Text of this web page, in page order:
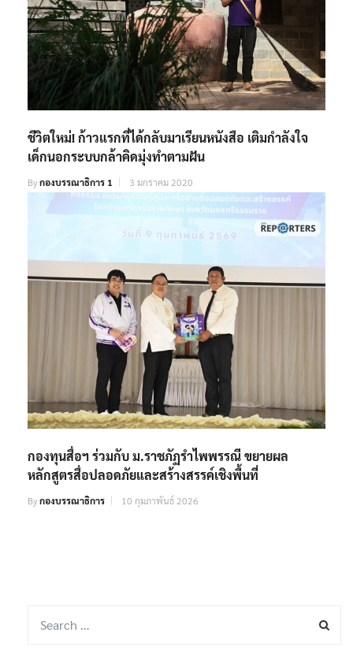
ชีวิตใหม่! ก้าวแรกที่ได้กลับมาเรียนหนังสือ เติมกำลังใจ
เด็กนอกระบบกล้าคิดมุ่งทำตามฝัน
Byกองบรรณาธิการ 1 3 มกราคม 2020
กองทุนสื่อฯ ร่วมกับ ม.ราชภัฏรำไพพรรณี ขยายผล
หลักสูตรสื่อปลอดภัยและสร้างสรรค์เชิงพื้นที่
Byกองบรรณาธิการ 10 กุมภาพันธ์ 2026